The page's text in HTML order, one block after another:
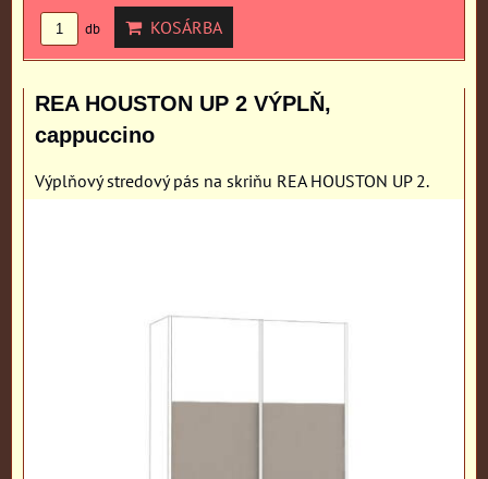
db KOSÁRBA
REA HOUSTON UP 2 VÝPLŇ,
cappuccino
Výplňový stredový pás na skriňu REA HOUSTON UP 2.